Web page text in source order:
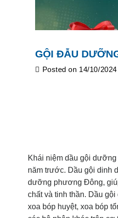
GỘI ĐẪU
Posted on 14/10/2024
Khái niệm dầu gội
năm trước. Dầu gội dinh
dưỡng phương Đông,
chất và tinh thần. Dầu
xoa bóp huyệt, xoa bóp